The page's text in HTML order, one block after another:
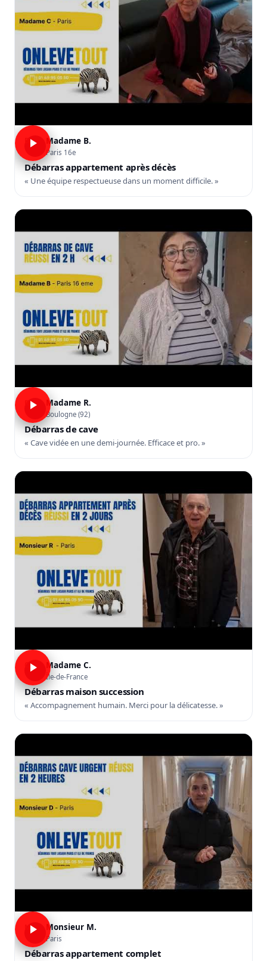
Madame B.
Paris 16e
Débarras appartement après décès
« Une équipe respectueuse dans un moment difficile. »
Madame R.
Boulogne (92)
Débarras de cave
« Cave vidée en une demi-journée. Efficace et pro. »
Madame C.
Île-de-France
Débarras maison succession
« Accompagnement humain. Merci pour la délicatesse. »
M Monsieur M.
Paris
Débarras appartement complet